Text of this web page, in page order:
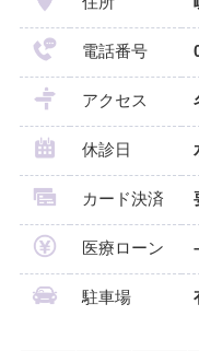
電話番号
アクセス
休診日
カード決済
医療ローン
駐車場